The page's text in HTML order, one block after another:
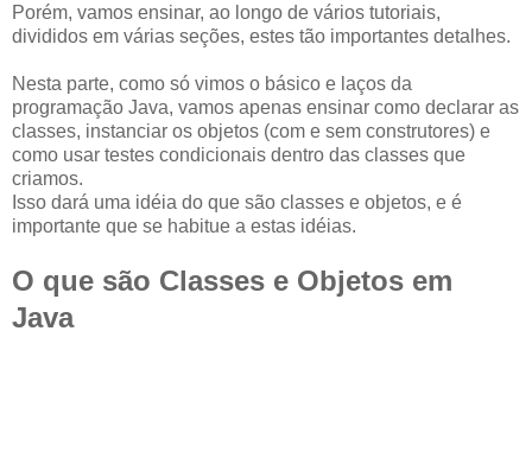
Porém, vamos ensinar, ao longo de vários tutoriais,
divididos em várias seções, estes tão importantes detalhes.
Nesta parte, como só vimos o básico e laços da
programação Java, vamos apenas ensinar como declarar as
classes, instanciar os objetos (com e sem construtores) e
como usar testes condicionais dentro das classes que
criamos.
Isso dará uma idéia do que são classes e objetos, e é
importante que se habitue a estas idéias.
O que são Classes e Objetos em
Java